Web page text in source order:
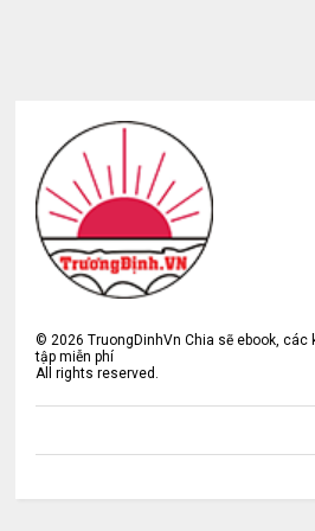
©2026 TruongDinhVn Chia sẽ ebook,
tập miễn phí
All rights reserved.